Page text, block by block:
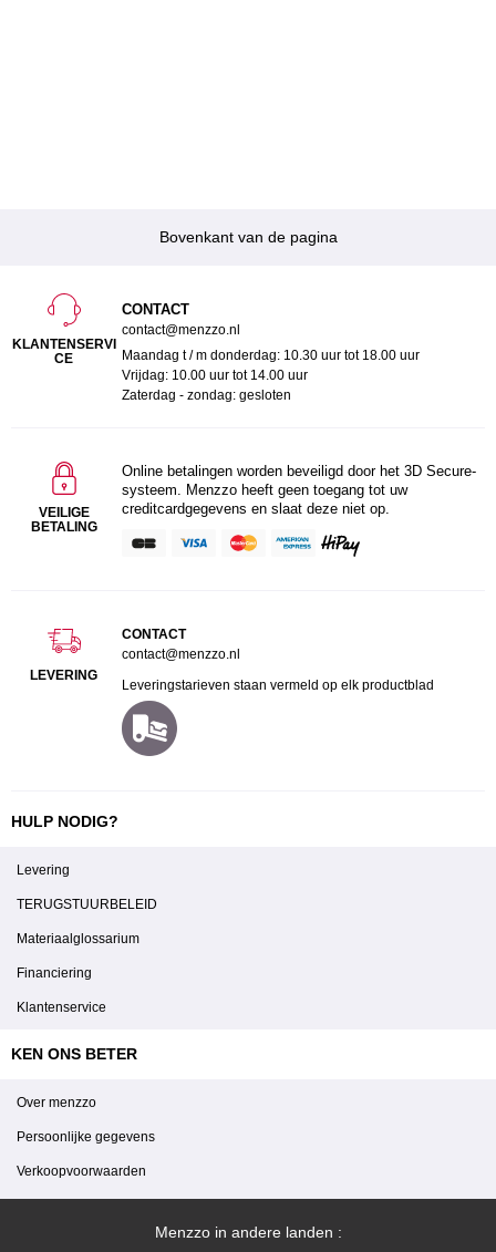
Bovenkant van de pagina
KLANTENSERVI
CE
CONTACT
contact@menzzo.nl
Maandag t / m donderdag: 10.30 uur tot 18.00 uur
Vrijdag: 10.00 uur tot 14.00 uur
Zaterdag - zondag: gesloten
VEILIGE
BETALING
Online betalingen worden beveiligd door het 3D Secure-
systeem. Menzzo heeft geen toegang tot uw
creditcardgegevens en slaat deze niet op.
LEVERING
CONTACT
contact@menzzo.nl
Leveringstarieven staan vermeld op elk productblad
HULP NODIG?
Levering
TERUGSTUURBELEID
Materiaalglossarium
Financiering
Klantenservice
KEN ONS BETER
Over menzzo
Persoonlijke gegevens
Verkoopvoorwaarden
Menzzo in andere landen :